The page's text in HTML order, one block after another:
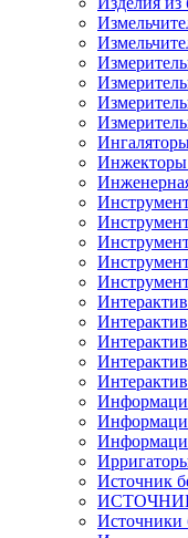
Инжекторы
Источник
Источники